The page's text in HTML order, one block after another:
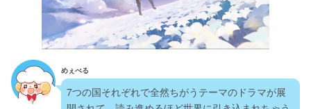
めぇべる
7つの国それぞれで全然ちがうテーマのドラマが展